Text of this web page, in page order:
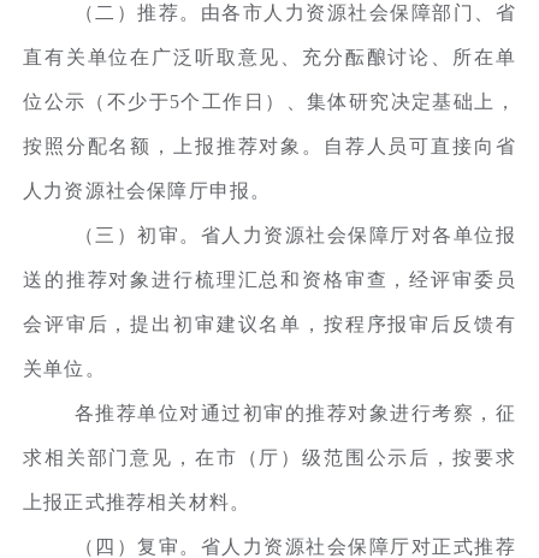
（二）推荐。由各市人力资源社会保障部门、省
直有关单位在广泛听取意见、充分酝酿讨论、所在单
位公示（不少于5个工作日）、集体研究决定基础上，
按照分配名额，上报推荐对象。自荐人员可直接向省
人力资源社会保障厅申报。
（三）初审。省人力资源社会保障厅对各单位报
送的推荐对象进行梳理汇总和资格审查，经评审委员
会评审后，提出初审建议名单，按程序报审后反馈有
关单位。
各推荐单位对通过初审的推荐对象进行考察，征
求相关部门意见，在市（厅）级范围公示后，按要求
上报正式推荐相关材料。
（四）复审。省人力资源社会保障厅对正式推荐